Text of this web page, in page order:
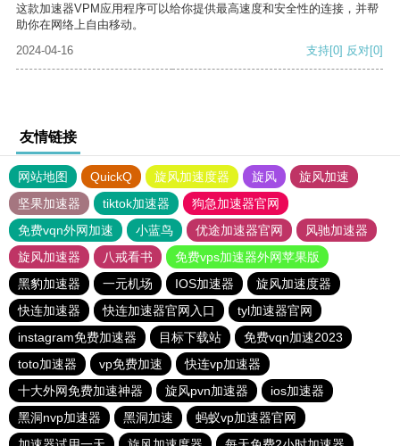
这款加速器VPM应用程序可以给你提供最高速度和安全性的连接，并帮
助你在网络上自由移动。
2024-04-16
支持[0] 反对[0]
友情链接
网站地图 QuickQ 旋风加速度器 旋风
旋风加速
坚果加速器
tiktok加速器
狗急加速器官网
免费vqn外网加速
小蓝鸟 优途加速器官网
风驰加速器
旋风加速器
八戒看书
免费vps加速器外网苹果版
黑豹加速器
一元机场 IOS加速器
旋风加速度器
快连加速器
快连加速器官网入口
tyl加速器官网
instagram免费加速器
目标下载站
免费vqn加速2023
toto加速器
vp免费加速
快连vp加速器
十大外网免费加速神器
旋风pvn加速器
ios加速器
黑洞nvp加速器
黑洞加速
蚂蚁vp加速器官网